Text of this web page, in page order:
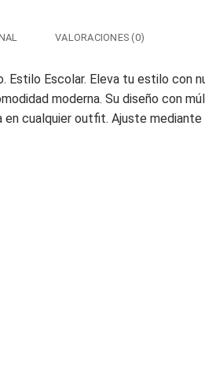
VALORACIONES (0)
Estilo Escolar. Eleva tu estilo
moderna. Su diseño con
en cualquier outfit. Ajuste